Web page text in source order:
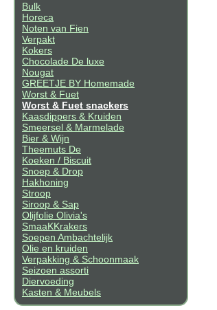
Bulk
Horeca
Noten van Fien
Verpakt
Kokers
Chocolade De luxe
Nougat
GREETJE BY Homemade
Worst & Fuet
Worst & Fuet snackers
Kaasdippers & Kruiden
Smeersel & Marmelade
Bier & Wijn
Theemuts De
Koeken / Biscuit
Snoep & Drop
Hakhoning
Stroop
Siroop & Sap
Olijfolie Olivia's
SmaaKKrakers
Soepen Ambachtelijk
Olie en kruiden
Verpakking & Schoonmaak
Seizoen assorti
Diervoeding
Kasten & Meubels